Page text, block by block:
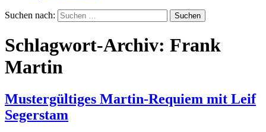
Suchen nach:
Schlagwort-Archiv: Frank
Martin
Mustergültiges Martin-Requiem mit Leif
Segerstam